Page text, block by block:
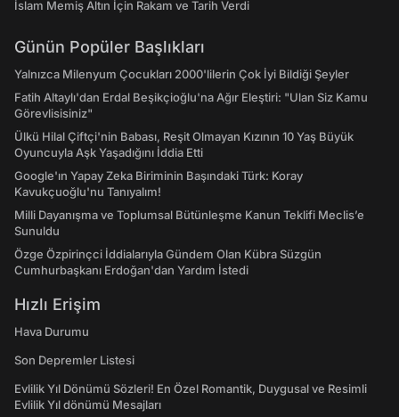
İslam Memiş Altın İçin Rakam ve Tarih Verdi
Günün Popüler Başlıkları
Yalnızca Milenyum Çocukları 2000'lilerin Çok İyi Bildiği Şeyler
Fatih Altaylı'dan Erdal Beşikçioğlu'na Ağır Eleştiri: "Ulan Siz Kamu
Görevlisisiniz"
Ülkü Hilal Çiftçi'nin Babası, Reşit Olmayan Kızının 10 Yaş Büyük
Oyuncuyla Aşk Yaşadığını İddia Etti
Google'ın Yapay Zeka Biriminin Başındaki Türk: Koray
Kavukçuoğlu'nu Tanıyalım!
Milli Dayanışma ve Toplumsal Bütünleşme Kanun Teklifi Meclis’e
Sunuldu
Özge Özpirinçci İddialarıyla Gündem Olan Kübra Süzgün
Cumhurbaşkanı Erdoğan'dan Yardım İstedi
Hızlı Erişim
Hava Durumu
Son Depremler Listesi
Evlilik Yıl Dönümü Sözleri! En Özel Romantik, Duygusal ve Resimli
Evlilik Yıl dönümü Mesajları